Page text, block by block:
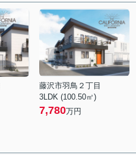
藤沢市羽鳥２丁目
3LDK (100.50㎡)
7,780万円